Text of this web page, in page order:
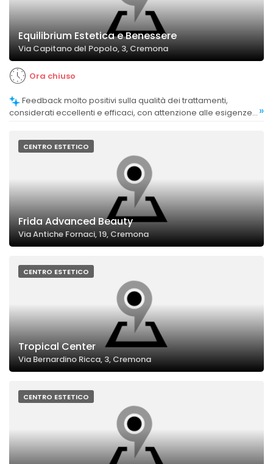
Equilibrium Estetica e Benessere
Via Capitano del Popolo, 3, Cremona
Ora chiuso
considerati eccellenti e efficaci, con attenzione alle esigenze
»
CENTRO ESTETICO
Frida Advanced Beauty
Via Antiche Fornaci, 19, Cremona
CENTRO ESTETICO
Tropical Center
Via Bernardino Ricca, 3, Cremona
CENTRO ESTETICO